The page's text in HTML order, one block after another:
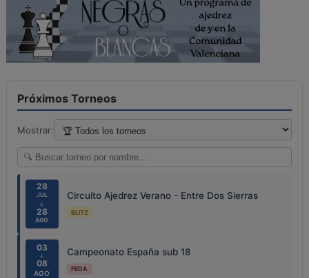
Próximos Torneos
Mostrar:
28
JUL
↓
28
AGO
Circuito Ajedrez Verano - Entre Dos Sierras
BLITZ
03
↓
08
AGO
Campeonato España sub 18
FEDA